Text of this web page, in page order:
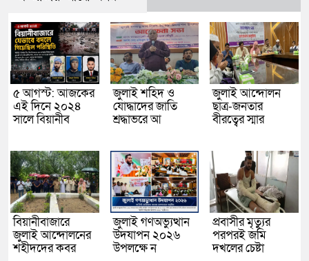
৫ আগস্ট: আজকের
এই দিনে ২০২৪
সালে বিয়ানীব
জুলাই শহিদ ও
যোদ্ধাদের জাতি
শ্রদ্ধাভরে আ
জুলাই আন্দোলন
ছাত্র-জনতার
বীরত্বের স্মার
বিয়ানীবাজারে
জুলাই আন্দোলনের
শহীদদের কবর
জুলাই গণঅভ্যুত্থান
উদযাপন ২০২৬
উপলক্ষে ন
প্রবাসীর মৃত্যুর
পরপরই জমি
দখলের চেষ্টা